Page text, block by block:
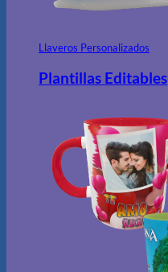
Llaveros Personalizados
Plantillas Editables